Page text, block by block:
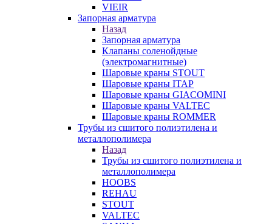
VIEIR
Запорная арматура
Назад
Запорная арматура
Клапаны соленойдные
(электромагнитные)
Шаровые краны STOUT
Шаровые краны ITAP
Шаровые краны GIACOMINI
Шаровые краны VALTEC
Шаровые краны ROMMER
Трубы из сшитого полиэтилена и
металлополимера
Назад
Трубы из сшитого полиэтилена и
металлополимера
HOOBS
REHAU
STOUT
VALTEC